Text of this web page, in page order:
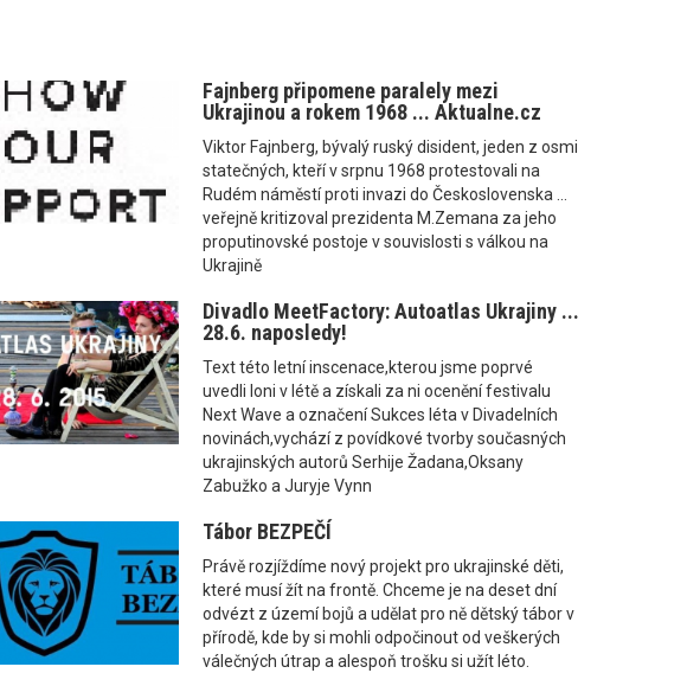
Fajnberg připomene paralely mezi
Ukrajinou a rokem 1968 ... Aktualne.cz
Viktor Fajnberg, bývalý ruský disident, jeden z osmi
statečných, kteří v srpnu 1968 protestovali na
Rudém náměstí proti invazi do Československa ...
veřejně kritizoval prezidenta M.Zemana za jeho
proputinovské postoje v souvislosti s válkou na
Ukrajině
Divadlo MeetFactory: Autoatlas Ukrajiny ...
28.6. naposledy!
Text této letní inscenace,kterou jsme poprvé
uvedli loni v létě a získali za ni ocenění festivalu
Next Wave a označení Sukces léta v Divadelních
novinách,vychází z povídkové tvorby současných
ukrajinských autorů Serhije Žadana,Oksany
Zabužko a Juryje Vynn
Tábor BEZPEČÍ
Právě rozjíždíme nový projekt pro ukrajinské děti,
které musí žít na frontě. Chceme je na deset dní
odvézt z území bojů a udělat pro ně dětský tábor v
přírodě, kde by si mohli odpočinout od veškerých
válečných útrap a alespoň trošku si užít léto.